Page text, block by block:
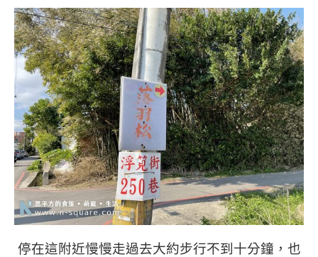
停在這附近慢慢走過去大約步行不到十分鐘，也